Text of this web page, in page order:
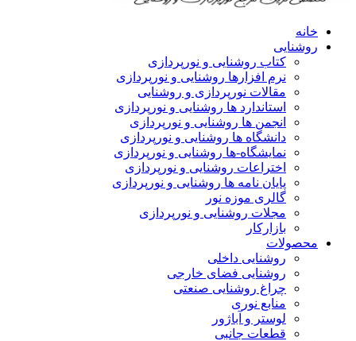
خانه
روشنایی
کتاب روشنایی و نورپردازی
نرم افزارها روشنایی و نورپردازی
مقالات نورپردازی و روشنایی
استاندارد ها روشنایی و نورپردازی
انجمن ها روشنایی و نورپردازی
دانشگاه ها روشنایی و نورپردازی
نمایشگاه-ها روشنایی و نورپردازی
اختراعات روشنایی و نورپردازی
پایان نامه ها روشنایی و نورپردازی
گالری موزه نور
مجلات روشنایی و نورپردازی
بازارکار
محصولات
روشنایی داخلی
روشنایی فضای خارجی
چراغ روشنایی صنعتی
منابع نوری
لوستر و آباژور
قطعات جانبی